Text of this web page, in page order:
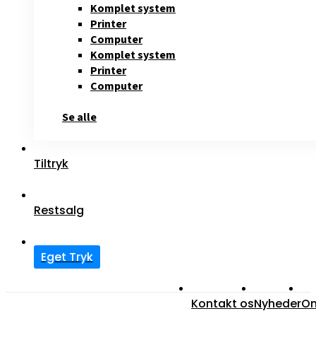
Komplet system
Printer
Computer
Komplet system
Printer
Computer
Se alle
Tiltryk
Restsalg
Eget Tryk
Nyheder
Kontakt os